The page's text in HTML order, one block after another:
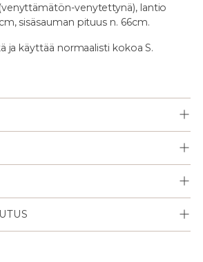
venytettynä), lantio
sisäsauman pituus n. 66cm.
ja käyttää normaalisti kokoa S.